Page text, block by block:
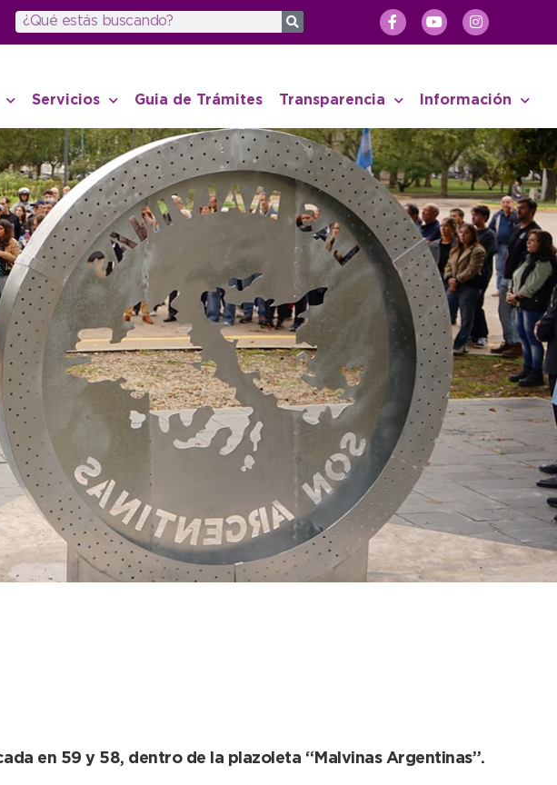
Servicios Guia de Trámites Transparencia Información
en 59 y 58, dentro de la plazoleta “Malvinas Argentinas”.